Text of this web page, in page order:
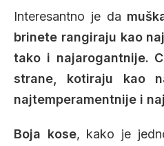
Interesantno je da
brinete rangiraju kao
tako i najarogantnije.
strane, kotiraju kao
najtemperamentnije i
Boja kose, kako je